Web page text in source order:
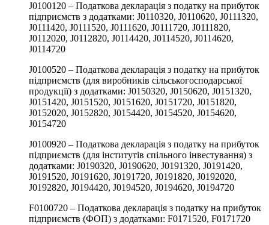
J0100120 – Податкова декларація з податку на прибуток
підприємств з додатками: J0110320, J0110620, J0111320,
J0111420, J0111520, J0111620, J0111720, J0111820,
J0112020, J0112820, J0114420, J0114520, J0114620,
J0114720
J0100520 – Податкова декларація з податку на прибуток
підприємств (для виробників сільськогосподарської
продукції) з додатками: J0150320, J0150620, J0151320,
J0151420, J0151520, J0151620, J0151720, J0151820,
J0152020, J0152820, J0154420, J0154520, J0154620,
J0154720
J0100920 – Податкова декларація з податку на прибуток
підприємств (для інститутів спільного інвестування) з
додатками: J0190320, J0190620, J0191320, J0191420,
J0191520, J0191620, J0191720, J0191820, J0192020,
J0192820, J0194420, J0194520, J0194620, J0194720
F0100720 – Податкова декларація з податку на прибуток
підприємств (ФОП) з додатками: F0171520, F0171720